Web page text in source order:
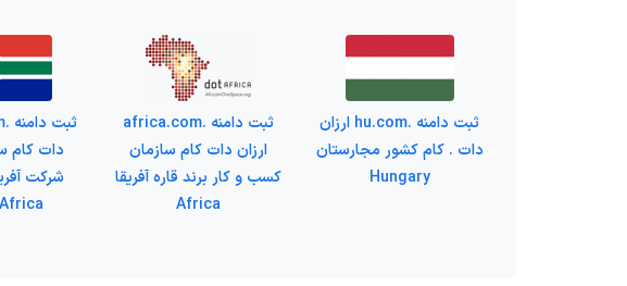
ثبت دامنه .hu.com ارزان
دات . کام کشور مجارستان
Hungary
ثبت دامنه .africa.com
ارزان دات کام سازمان
کسب و کار برند قاره آفریقا
Africa
دات کام
شرکت